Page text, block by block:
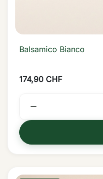
Balsamico Bianco
174,90 CHF
